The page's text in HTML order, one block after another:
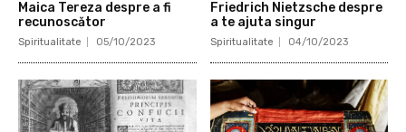
Maica Tereza despre a fi
recunoscător
Spiritualitate 05/10/2023
Friedrich Nietzsche despre
a te ajuta singur
Spiritualitate 04/10/2023